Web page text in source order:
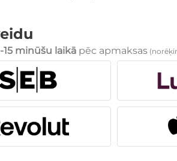
15 minūšu laikā pēc apmaksas